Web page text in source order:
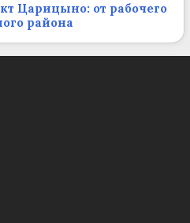
Царицыно: от рабочего
района